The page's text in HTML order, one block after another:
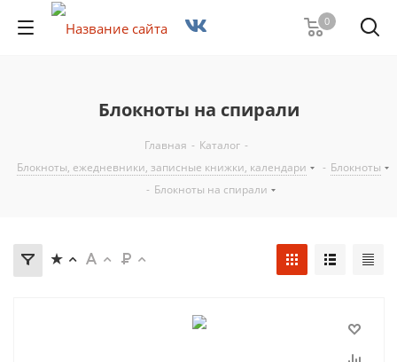
0
Блокноты на спирали
Главная - Каталог -
Блокноты, ежедневники, записные книжки, календари
- Блокноты
- Блокноты на спирали